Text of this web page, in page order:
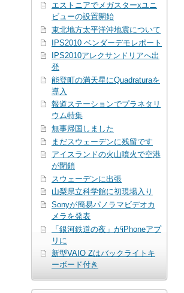
エストニアでメガスターxユニ
ビューの設置開始
東北地方太平洋沖地震について
IPS2010 ベンダーデモレポート
IPS2010アレクサンドリアへ出
発
能登町の満天星にQuadraturaを
導入
報道ステーションでプラネタリ
ウム特集
無事帰国しました
まだスウェーデンに残留です
アイスランドの火山噴火で空港
が閉鎖
スウェーデンに出張
山梨県立科学館に初現場入り
Sonyが簡易パノラマビデオカ
メラを発表
「銀河鉄道の夜」がiPhoneアプ
リに
新型VAIO Zはバックライトキ
ーボード付き